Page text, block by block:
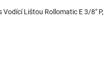
Lištou Rollomatic E 3/8" P,